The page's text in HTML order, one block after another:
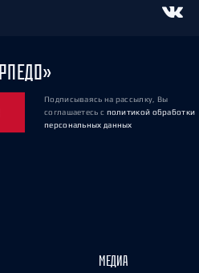
Подписываясь на рассылку, Вы
соглашаетесь с политикой обработки
персональных данных
МЕДИА